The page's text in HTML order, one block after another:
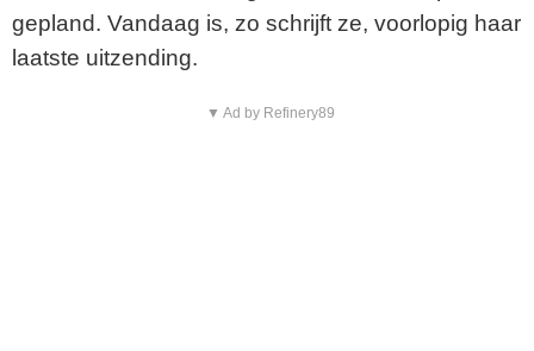
gepland. Vandaag is, zo schrijft ze, voorlopig haar
laatste uitzending.
▼ Ad by Refinery89